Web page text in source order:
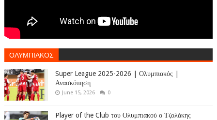
ΟΛΥΜΠΙΑΚΟΣ
Super League 2025-2026 | Ολυμπιακός |
Ανασκόπηση
June 15, 2026 0
Player of the Club του Ολυμπιακού ο Τζολάκης